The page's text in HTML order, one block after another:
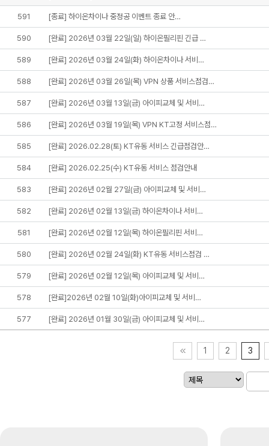
591 [종료] 하이온차이나 중정공 이벤트 종료 안…
590 [완료] 2026년 03월 22일(일) 하이온필리핀 긴급 …
589 [완료] 2026년 03월 24일(화) 하이온차이나 서비…
588 [완료] 2026년 03월 26일(목) VPN 상품 서비스점검…
587 [완료] 2026년 03월 13일(금) 아이피교체 및 서비…
586 [완료] 2026년 03월 19일(목) VPN KT고정 서비스점…
585 [완료] 2026.02.28(토) KT유동 서비스 긴급점검안…
584 [완료] 2026.02.25(수) KT유동 서비스 점검안내
583 [완료] 2026년 02월 27일(금) 아이피교체 및 서비…
582 [완료] 2026년 02월 13일(금) 하이온차이나 서비…
581 [완료] 2026년 02월 12일(목) 하이온필리핀 서비…
580 [완료] 2026년 02월 24일(화) KT유동 서비스점검 …
579 [완료] 2026년 02월 12일(목) 아이피교체 및 서비…
578 [완료]2026년 02월 10일(화)아이피교체 및 서비…
577 [완료] 2026년 01월 30일(금) 아이피교체 및 서비…
1 2 3